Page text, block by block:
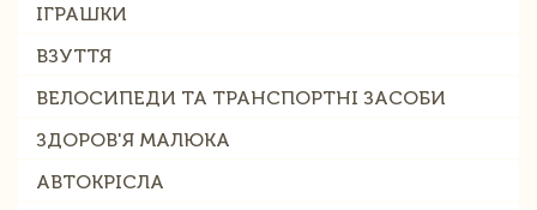
ІГРАШКИ
ВЗУТТЯ
ВЕЛОСИПЕДИ ТА ТРАНСПОРТНІ ЗАСОБИ
ЗДОРОВ'Я МАЛЮКА
АВТОКРІСЛА